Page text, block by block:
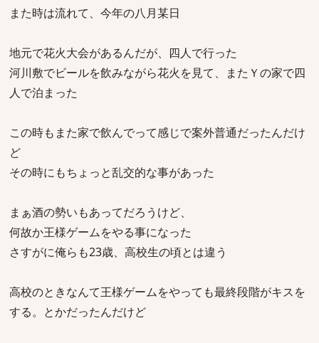
また時は流れて、今年の八月某日
地元で花火大会があるんだが、四人で行った
河川敷でビールを飲みながら花火を見て、またＹの家で四
人で泊まった
この時もまた家で飲んでって感じで案外普通だったんだけ
ど
その時にもちょっと乱交的な事があった
まぁ酒の勢いもあってだろうけど、
何故か王様ゲームをやる事になった
さすがに俺らも23歳、高校生の頃とは違う
高校のときなんて王様ゲームをやっても最終段階がキスを
する。とかだったんだけど